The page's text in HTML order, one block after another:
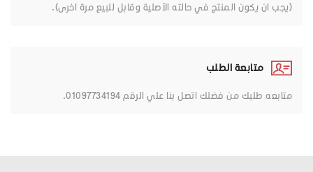
(يجب ان يكون المنتج في حالته الأصلية وقابل للبيع مرة اخرى).
متابعة الطلب
متابعه طلبك من فضلك اتصل بنا علي الرقم 01097734194.